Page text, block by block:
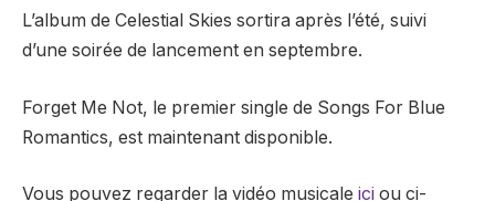
L’album de Celestial Skies sortira après l’été, suivi
d’une soirée de lancement en septembre.
Forget Me Not, le premier single de Songs For Blue
Romantics, est maintenant disponible.
Vous pouvez regarder la vidéo musicale ici ou ci-